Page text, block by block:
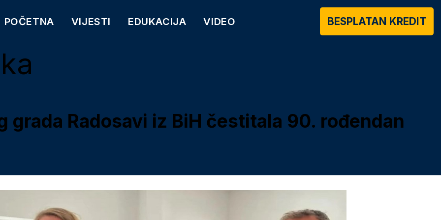
POČETNA VIJESTI EDUKACIJA VIDEO BESPLATAN KREDIT
grada Radosavi iz BiH čestitala 90. rođendan